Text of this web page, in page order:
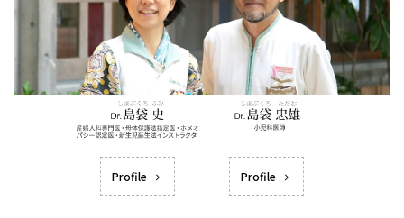
Profile Profile